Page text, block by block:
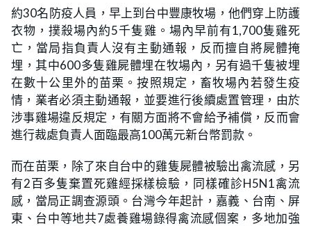
7
%
約30名防疫人員，早上到台中豐康牧場，他們穿上防護
衣物，撲殺場內約5千隻雞。場內早前有1,700隻雞死
亡，當局指負責人沒有主動通報，反而擅自將屍體掩
埋，其中600多隻雞屍體埋在牧場內，另有過千隻被埋
在數十公里外的苗栗。按照規定，畜牧場內若發生疫
情，業者必須主動通報，並要進行後續處置管理，由於
涉事雞場違反規定，有關方面將不會給予補償，反而會
進行裁處負責人面臨最高100萬元新台幣罰款。
而在苗栗，除了來自台中的雞隻屍體被驗出禽流感，另
有2百多隻棄置死雞經採樣檢驗，同樣確診H5N1禽流
感，當局正調查源頭。台灣今年起計，嘉義、台南、屏
東、台中等地共7處養雞場錄得禽流感個案，多地加強